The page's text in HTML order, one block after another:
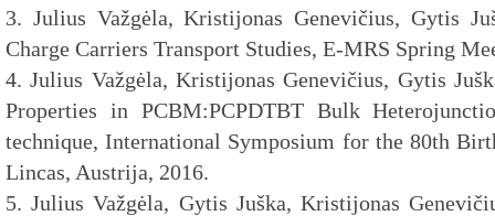
3. Julius Važgėla, Kristijonas Genevičius, Gytis
Charge Carriers Transport Studies, E-MRS Spring
4. Julius Važgėla, Kristijonas Genevičius, Gytis
Properties in PCBM:PCPDTBT Bulk
technique, International Symposium for the 80th
Lincas, Austrija, 2016.
5. Julius Važgėla, Gytis Juška, Kristijonas